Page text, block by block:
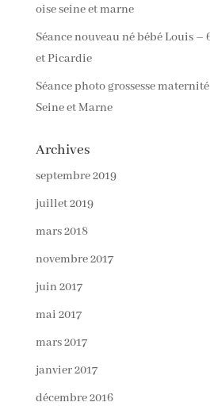
oise seine et marne
Séance nouveau né bébé Louis –
et Picardie
Séance photo grossesse
Seine et Marne
Archives
septembre 2019
juillet 2019
mars 2018
novembre 2017
juin 2017
mai 2017
mars 2017
janvier 2017
décembre 2016